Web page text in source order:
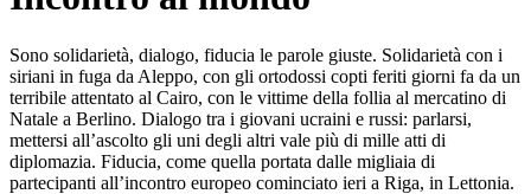
Sono solidarietà, dialogo, fiducia le parole giuste. Solidarietà con i
siriani in fuga da Aleppo, con gli ortodossi copti feriti giorni fa da un
terribile attentato al Cairo, con le vittime della follia al mercatino di
Natale a Berlino. Dialogo tra i giovani ucraini e russi: parlarsi,
mettersi all’ascolto gli uni degli altri vale più di mille atti di
diplomazia. Fiducia, come quella portata dalle migliaia di
partecipanti all’incontro europeo cominciato ieri a Riga, in Lettonia.